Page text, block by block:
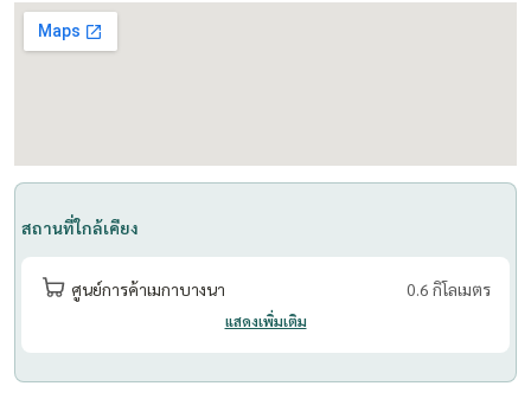
สถานที่ใกล้เคียง
ศูนย์การค้าเมกาบางนา 0.6 กิโลเมตร
แสดงเพิ่มเติม